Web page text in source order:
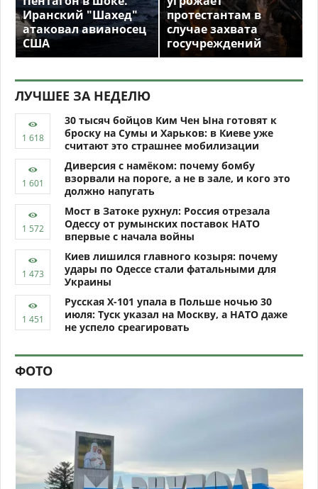
Иранский "Шахед"
атаковал авианосец
США
протестантам в
случае захвата
госучреждений
ЛУЧШЕЕ ЗА НЕДЕЛЮ
30 тысяч бойцов Ким Чен Ына готовят к
броску на Сумы и Харьков: в Киеве уже
считают это страшнее мобилизации
Диверсия с намёком: почему бомбу
взорвали на пороге, а не в зале, и кого это
должно напугать
Мост в Затоке рухнул: Россия отрезала
Одессу от румынских поставок НАТО
впервые с начала войны
Киев лишился главного козыря: почему
удары по Одессе стали фатальными для
Украины
Русская Х-101 упала в Польше ночью 30
июля: Туск указал на Москву, а НАТО даже
не успело среагировать
ФОТО